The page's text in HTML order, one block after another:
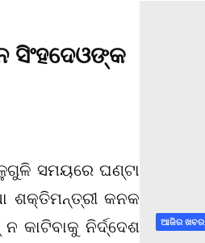
ସିଂହଦେଓଙ୍କ
ସମୟରେ ଘଣ୍ଟା
ଶକ୍ତିମନ୍ତ୍ରୀ କନକ
କାଟିବାକୁ ନିର୍ଦ୍ଦେଶ
ଆଜିର ଖବର